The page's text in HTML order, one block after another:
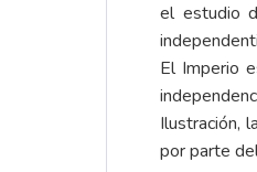
el estudio
El Imperio
Ilustración,
por parte